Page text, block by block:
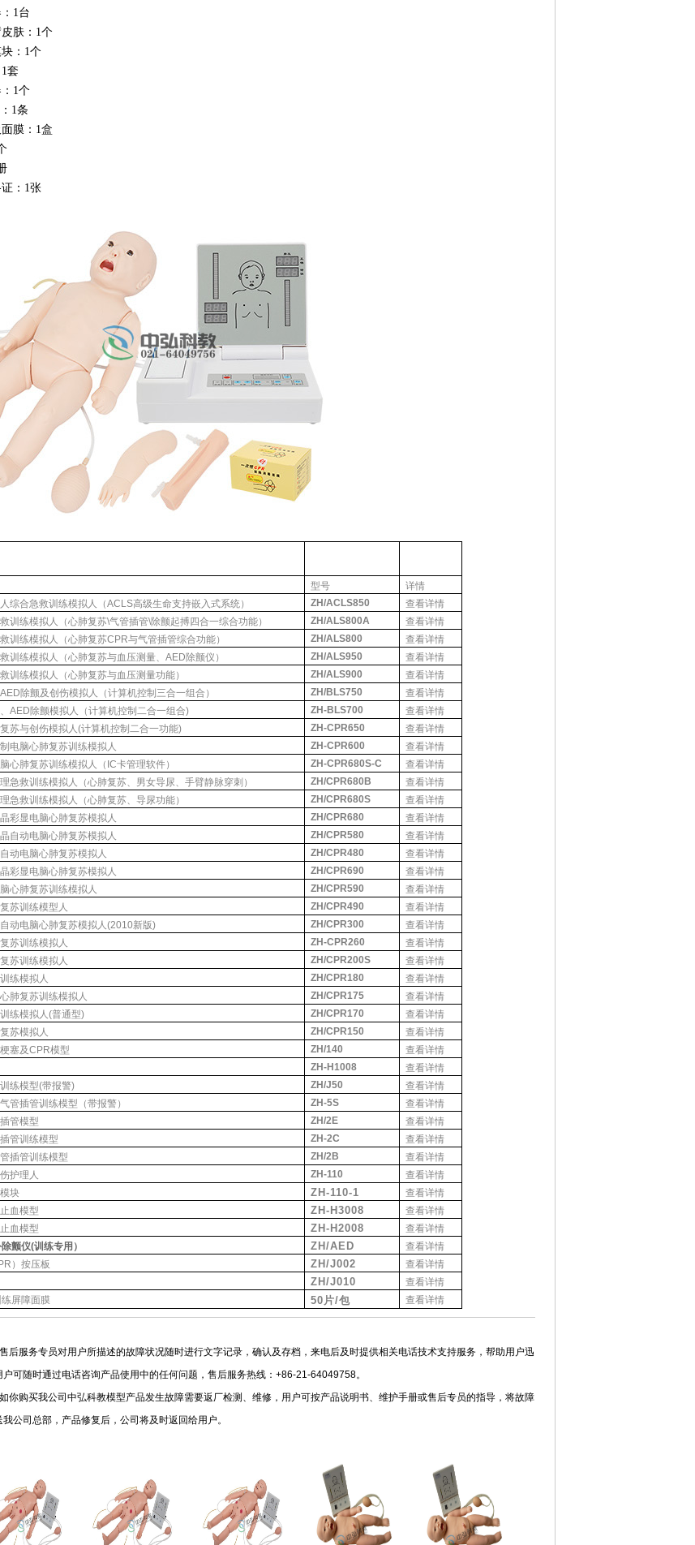
1台
肤：1个
：1个
套
1个
1条
膜：1盒
：1张
型号 详情
综合急救训练模拟人（ACLS高级生命支持嵌入式系统） ZH/ACLS850
查看详情
训练模拟人（心肺复苏\气管插管\除颤起搏四合一综合功能） ZH/ALS800A
查看详情
训练模拟人（心肺复苏CPR与气管插管综合功能） ZH/ALS800
查看详情
训练模拟人（心肺复苏与血压测量、AED除颤仪） ZH/ALS950
查看详情
训练模拟人（心肺复苏与血压测量功能）
ZH/ALS900
查看详情
AED除颤及创伤模拟人（计算机控制三合一组合） ZH/BLS750
查看详情
AED除颤模拟人（计算机控制二合一组合) ZH-BLS700
查看详情
苏与创伤模拟人(计算机控制二合一功能) ZH-CPR650
查看详情
电脑心肺复苏训练模拟人
ZH-CPR600
查看详情
心肺复苏训练模拟人（ IC卡管理软件） ZH-CPR680S-C
查看详情
急救训练模拟人（心肺复苏、男女导尿、手臂静脉穿刺）
ZH/CPR680B
查看详情
急救训练模拟人（心肺复苏、导尿功能）
ZH/CPR680S
查看详情
彩显电脑心肺复苏模拟人
ZH/CPR680
查看详情
自动电脑心肺复苏模拟人
ZH/CPR580
查看详情
动电脑心肺复苏模拟人
ZH/CPR480
查看详情
彩显电脑心肺复苏模拟人
ZH/CPR690
查看详情
心肺复苏训练模拟人
ZH/CPR590
查看详情
苏训练模型人
ZH/CPR490
查看详情
动电脑心肺复苏模拟人(2010新版) ZH/CPR300
查看详情
苏训练模拟人
ZH-CPR260
查看详情
苏训练模拟人
ZH/CPR200S
查看详情
练模拟人
ZH/CPR180
查看详情
肺复苏训练模拟人
ZH/CPR175
查看详情
练模拟人(普通型) ZH/CPR170
查看详情
苏模拟人
ZH/CPR150
查看详情
塞及CPR模型 ZH/140
查看详情
ZH-H1008
查看详情
练模型(带报警) ZH/J50
查看详情
管插管训练模型（带报警）
ZH-5S
查看详情
管模型
ZH/2E
查看详情
管训练模型
ZH-2C
查看详情
插管训练模型
ZH/2B
查看详情
护理人
ZH-110
查看详情
块
ZH-110-1
查看详情
血模型
ZH-H3008
查看详情
血模型
ZH-H2008
查看详情
颤仪(训练专用） ZH/AED
查看详情
）按压板 ZH/J002
查看详情
ZH/J010
查看详情
屏障面膜 50片/包 查看详情
售后服务专员对用户所描述的故障状况随时进行文字记录，确认及存档，来电后及时提供相关电话技术支持服务，帮助用户迅
可随时通过电话咨询产品使用中的任何问题，售后服务热线：+86-21-64049758。
如你购买我公司中弘科教模型产品发生故障需要返厂检测、维修，用户可按产品说明书、维护手册或售后专员的指导，将故障
公司总部，产品修复后，公司将及时返回给用户。